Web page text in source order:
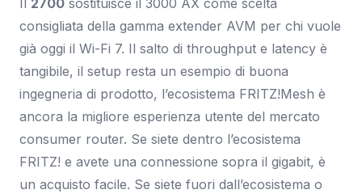
Il 2700 sostituisce il 3000 AX come scelta
consigliata della gamma extender AVM per chi vuole
già oggi il Wi-Fi 7. Il salto di throughput e latency è
tangibile, il setup resta un esempio di buona
ingegneria di prodotto, l’ecosistema FRITZ!Mesh è
ancora la migliore esperienza utente del mercato
consumer router. Se siete dentro l’ecosistema
FRITZ! e avete una connessione sopra il gigabit, è
un acquisto facile. Se siete fuori dall’ecosistema o